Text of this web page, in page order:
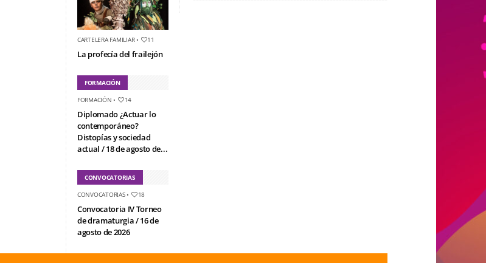
CARTELERA FAMILIAR• 11
La profecía del frailejón
FORMACIÓN
FORMACIÓN • 14
Diplomado ¿Actuar lo
contemporáneo?
Distopías y sociedad
actual / 18 de agosto de...
CONVOCATORIAS
CONVOCATORIAS• 18
Convocatoria IV Torneo
de dramaturgia / 16 de
agosto de 2026